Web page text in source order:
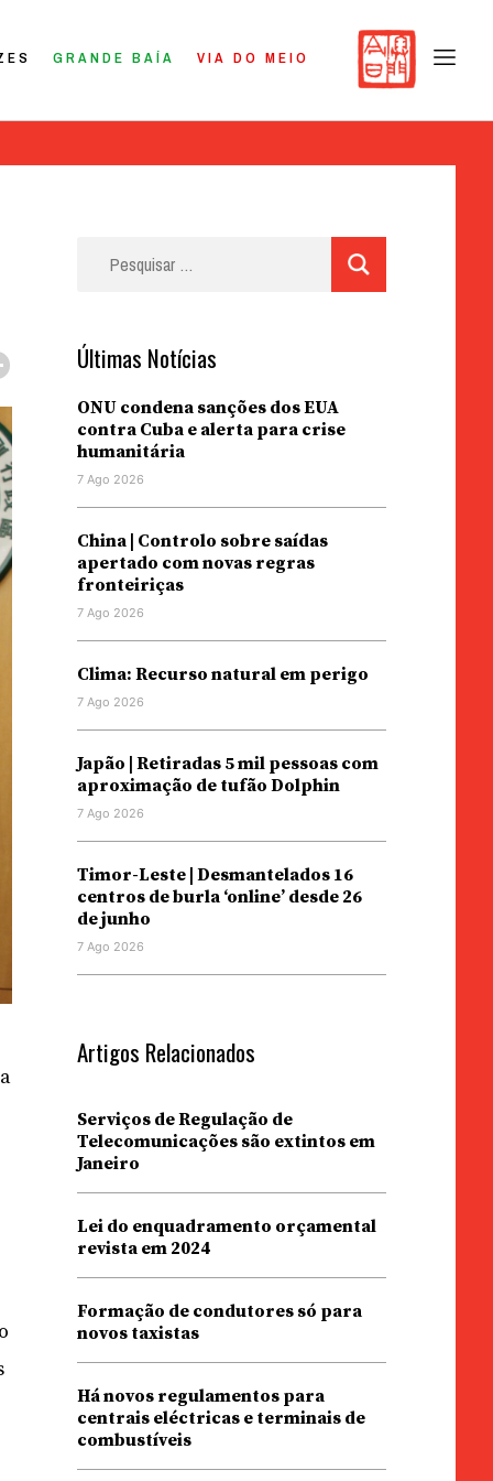
GRANDE BAÍA VIA DO MEIO
Últimas Notícias
ONU condena sanções dos EUA
contra Cuba e alerta para crise
humanitária
7 Ago 2026
China | Controlo sobre saídas
apertado com novas regras
fronteiriças
7 Ago 2026
Clima: Recurso natural em perigo
7 Ago 2026
Japão | Retiradas 5 mil pessoas com
aproximação de tufão Dolphin
7 Ago 2026
Timor-Leste | Desmantelados 16
centros de burla ‘online’ desde 26
de junho
7 Ago 2026
Artigos Relacionados
Serviços de Regulação de
Telecomunicações são extintos em
Janeiro
Lei do enquadramento orçamental
revista em 2024
Formação de condutores só para
novos taxistas
Há novos regulamentos para
centrais eléctricas e terminais de
combustíveis